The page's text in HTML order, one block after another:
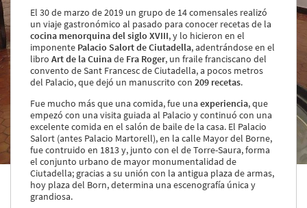
Abiertos
Por Localización
Por Tipo de Cocina
Por Precio
Ideal para
¿Tienes un restaurante?
Quiénes somos
Incluye tu restaurante
Servicios y tarifas
Blog
Contacto
Información legal
El 30 de marzo de 2019 un grupo de 14 comensales realizó
un viaje gastronómico al pasado para conocer recetas de la
cocina menorquina del siglo XVIII, y lo hicieron en el
imponente Palacio Salort de Ciutadella, adentrándose en el
libroArt de la Cuinade Fra Roger, un fraile franciscano del
convento de Sant Francesc de Ciutadella, a pocos metros
del Palacio, que dejó un manuscrito con209 recetas.
Fue mucho más que una comida, fue unaexperiencia, que
empezó con una visita guiada al Palacio y continuó con una
excelente comida en el salón de baile de la casa. El Palacio
Salort (antes Palacio Martorell), en la calle Mayor del Borne,
fue contruido en 1813 y, junto con el de Torre-Saura, forma
el conjunto urbano de mayor monumentalidad de
Ciutadella; gracias a su unión con la antigua plaza de armas,
hoy plaza del Born, determina una escenografía única y
grandiosa.